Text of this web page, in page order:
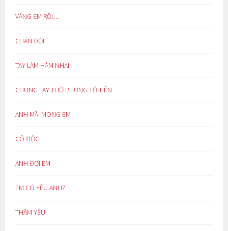
VẮNG EM RỒI…
CHÁN ĐỜI
TAY LÀM HÀM NHAI
CHUNG TAY THỜ PHỤNG TỔ TIÊN
ANH MÃI MONG EM
CÔ ĐỘC
ANH ĐỢI EM
EM CÓ YÊU ANH?
THẦM YÊU